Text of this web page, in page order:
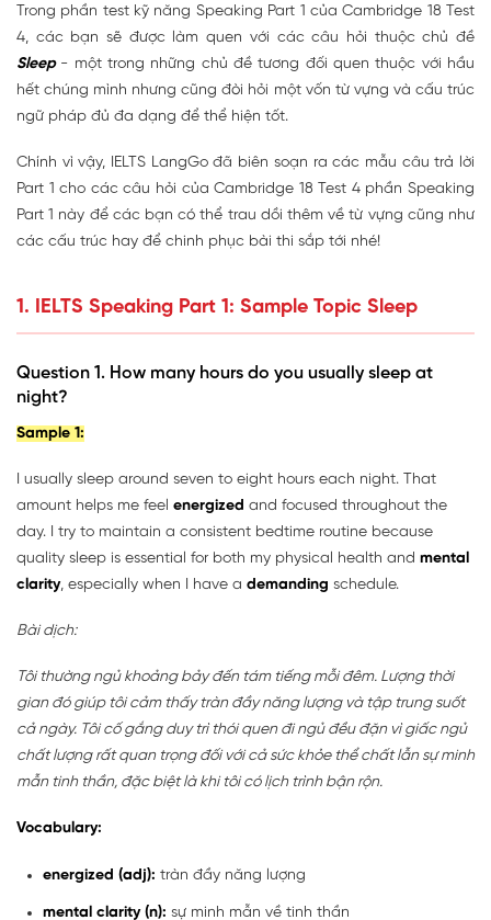
Trong phần test kỹ năng Speaking Part 1 của Cambridge 18 Test
4, các bạn sẽ được làm quen với các câu hỏi thuộc chủ đề
Sleep - một trong những chủ đề tương đối quen thuộc với hầu
hết chúng mình nhưng cũng đòi hỏi một vốn từ vựng và cấu trúc
ngữ pháp đủ đa dạng để thể hiện tốt.
Chính vì vậy, IELTS LangGo đã biên soạn ra các mẫu câu trả lời
Part 1 cho các câu hỏi của Cambridge 18 Test 4 phần Speaking
Part 1 này để các bạn có thể trau dồi thêm về từ vựng cũng như
các cấu trúc hay để chinh phục bài thi sắp tới nhé!
1. IELTS Speaking Part 1: Sample Topic Sleep
Question 1. How many hours do you usually sleep at
night?
Sample 1:
I usually sleep around seven to eight hours each night. That
amount helps me feel energized and focused throughout the
day. I try to maintain a consistent bedtime routine because
quality sleep is essential for both my physical health and mental
clarity, especially when I have a demanding schedule.
Bài dịch:
Tôi thường ngủ khoảng bảy đến tám tiếng mỗi đêm. Lượng thời
gian đó giúp tôi cảm thấy tràn đầy năng lượng và tập trung suốt
cả ngày. Tôi cố gắng duy trì thói quen đi ngủ đều đặn vì giấc ngủ
chất lượng rất quan trọng đối với cả sức khỏe thể chất lẫn sự minh
mẫn tinh thần, đặc biệt là khi tôi có lịch trình bận rộn.
Vocabulary:
energized (adj): tràn đầy năng lượng
mental clarity (n): sự minh mẫn về tinh thần